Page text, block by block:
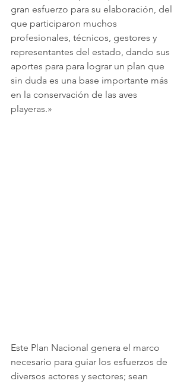
gran esfuerzo para su elaboración, del
que participaron muchos
profesionales, técnicos, gestores y
representantes del estado, dando sus
aportes para para lograr un plan que
sin duda es una base importante más
en la conservación de las aves
playeras.»
Este Plan Nacional genera el marco
necesario para guiar los esfuerzos de
diversos actores y sectores; sean